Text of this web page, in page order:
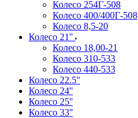
Колесо 254Г-508
Колесо 400/400Г-508
Колесо 8,5-20
Колесо 21''
Колесо 18,00-21
Колесо 310-533
Колесо 440-533
Колесо 22.5''
Колесо 24''
Колесо 25''
Колесо 33''